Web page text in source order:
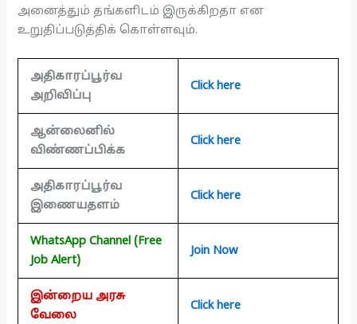
அனைத்தும் தங்களிடம் இருக்கிறதா என
உறுதிப்படுத்திக் கொள்ளவும்.
அதிகாரப்பூர்வ
அறிவிப்பு
Click here
ஆன்லைனில்
விண்ணப்பிக்க
Click here
அதிகாரப்பூர்வ
இணையதளம்
Click here
WhatsApp Channel (Free
Job Alert)
Join Now
இன்றைய அரசு
வேலை
Click here